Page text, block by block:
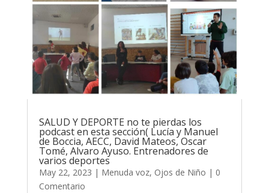
SALUD Y DEPORTE no te pierdas los
podcast en esta sección( Lucía y Manuel
de Boccia, AECC, David Mateos, Oscar
Tomé, Alvaro Ayuso. Entrenadores de
varios deportes
May 22, 2023 | Menuda voz, Ojos de Niño | 0
Comentario